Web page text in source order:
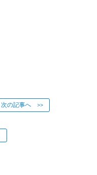
次の記事へ >>